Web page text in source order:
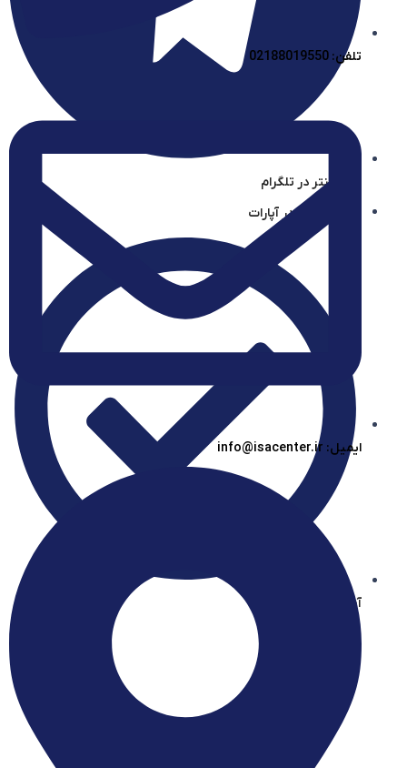
آیساسنتر در تلگرام
آیساسنتر در آپارات
آیساسنتر در بله
تلفن: 02188019550
ایمیل: info@isacenter.ir